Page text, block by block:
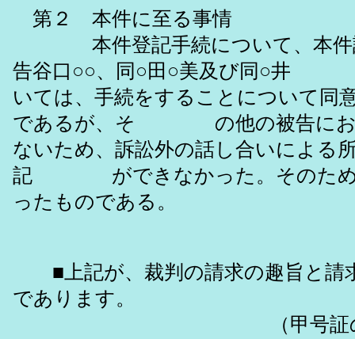
第２ 本件に至る事情
本件登記手続について、本件
告谷口○○、同○田○美及び同○井
いては、手続をすることについて同
であるが、そ の他の被告にお
ないため、訴訟外の話し合いによる
記 ができなかった。そのため
ったものである。
■上記が、裁判の請求の趣旨と請
であります。
（甲号証のアッ